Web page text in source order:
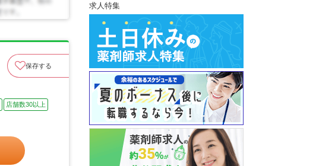
保存する
店舗数30以上
求人特集